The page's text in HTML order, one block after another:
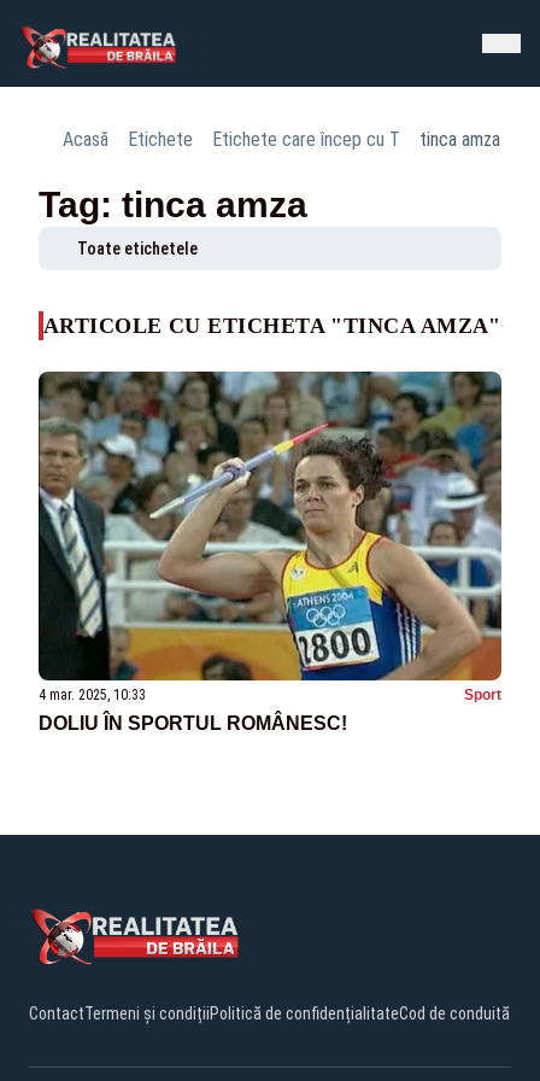
Acasă Etichete Etichete care încep cu T tinca amza
Tag: tinca amza
Toate etichetele
ARTICOLE CU ETICHETA "TINCA AMZA"
4 mar. 2025, 10:33 Sport
DOLIU ÎN SPORTUL ROMÂNESC!
ContactTermeni și condițiiPolitică de confidențialitateCod de conduită